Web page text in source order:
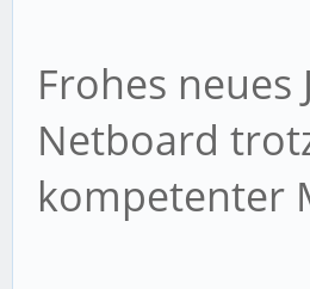
Frohes
Netboard
kompetenter